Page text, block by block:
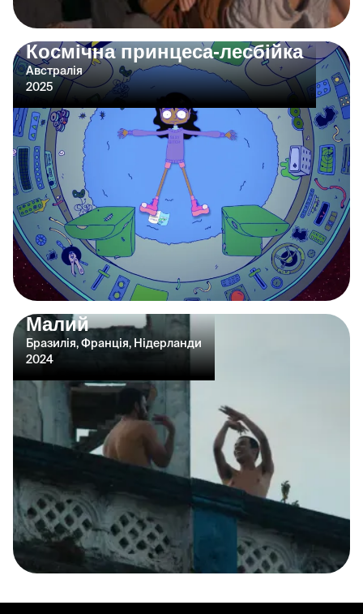
Космічна принцеса-лесбійка
Австралія
2025
Малий
Бразилія, Франція, Нідерланди
2024